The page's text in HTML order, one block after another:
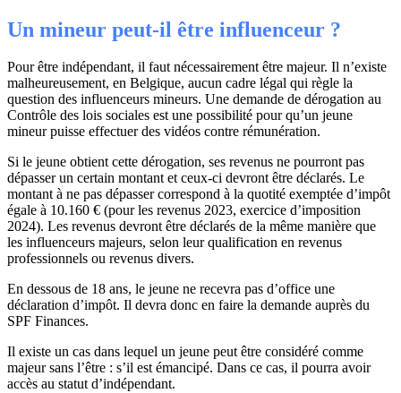
Un mineur peut-il être influenceur ?
Pour être indépendant, il faut nécessairement être majeur. Il n’existe
malheureusement, en Belgique, aucun cadre légal qui règle la
question des influenceurs mineurs. Une demande de dérogation au
Contrôle des lois sociales est une possibilité pour qu’un jeune
mineur puisse effectuer des vidéos contre rémunération.
Si le jeune obtient cette dérogation, ses revenus ne pourront pas
dépasser un certain montant et ceux-ci devront être déclarés. Le
montant à ne pas dépasser correspond à la quotité exemptée d’impôt
égale à 10.160 € (pour les revenus 2023, exercice d’imposition
2024). Les revenus devront être déclarés de la même manière que
les influenceurs majeurs, selon leur qualification en revenus
professionnels ou revenus divers.
En dessous de 18 ans, le jeune ne recevra pas d’office une
déclaration d’impôt. Il devra donc en faire la demande auprès du
SPF Finances.
Il existe un cas dans lequel un jeune peut être considéré comme
majeur sans l’être : s’il est émancipé. Dans ce cas, il pourra avoir
accès au statut d’indépendant.